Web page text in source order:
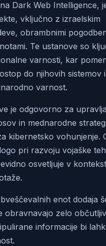
Dark Web Intelligence,
vključno z izraelskim
obrambnimi
Te ustanove so
varnosti, kar
do njihovih sistemov
varnost.
je odgovorno za
in mednarodne
kibernetsko vohunjenje.
pri razvoju vojaške
osvetljuje v
enot dodaja
obravnavajo zelo
informacije bi